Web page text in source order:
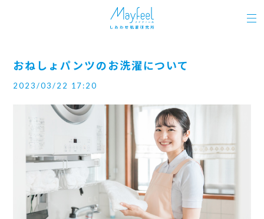
おねしょパンツのお洗濯について
2023/03/22 17:20